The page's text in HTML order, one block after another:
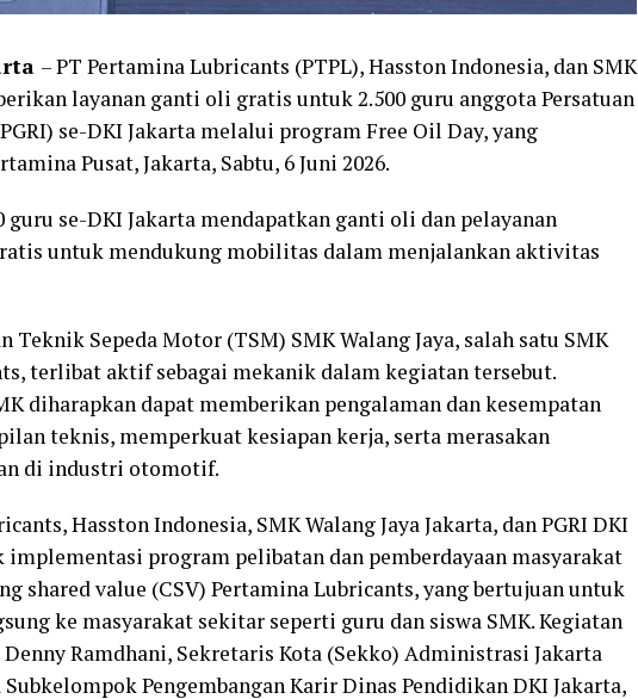
– PT Pertamina Lubricants (PTPL), Hasston Indonesia, dan SMK
layanan ganti oli gratis untuk 2.500 guru anggota Persatuan
se-DKI Jakarta melalui program Free Oil Day, yang
Pusat, Jakarta, Sabtu, 6 Juni 2026.
se-DKI Jakarta mendapatkan ganti oli dan pelayanan
untuk mendukung mobilitas dalam menjalankan aktivitas
Teknik Sepeda Motor (TSM) SMK Walang Jaya, salah satu SMK
terlibat aktif sebagai mekanik dalam kegiatan tersebut.
diharapkan dapat memberikan pengalaman dan kesempatan
teknis, memperkuat kesiapan kerja, serta merasakan
di industri otomotif.
Hasston Indonesia, SMK Walang Jaya Jakarta, dan PGRI DKI
implementasi program pelibatan dan pemberdayaan masyarakat
shared value (CSV) Pertamina Lubricants, yang bertujuan untuk
ke masyarakat sekitar seperti guru dan siswa SMK. Kegiatan
Ramdhani, Sekretaris Kota (Sekko) Administrasi Jakarta
Pengembangan Karir Dinas Pendidikan DKI Jakarta,